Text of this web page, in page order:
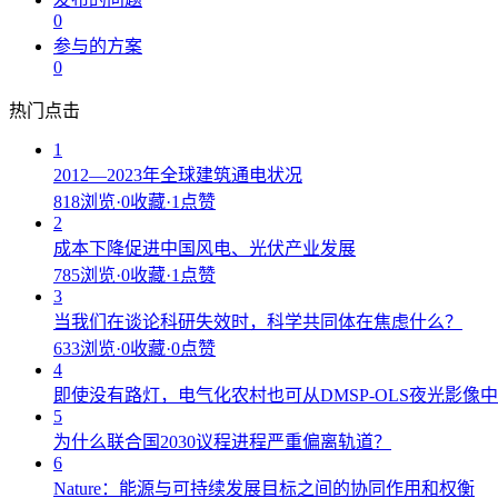
0
参与的方案
0
热门点击
1
2012—2023年全球建筑通电状况
818浏览·0收藏·1点赞
2
成本下降促进中国风电、光伏产业发展
785浏览·0收藏·1点赞
3
当我们在谈论科研失效时，科学共同体在焦虑什么？
633浏览·0收藏·0点赞
4
即使没有路灯，电气化农村也可从DMSP-OLS夜光影像
5
为什么联合国2030议程进程严重偏离轨道？
6
Nature：能源与可持续发展目标之间的协同作用和权衡